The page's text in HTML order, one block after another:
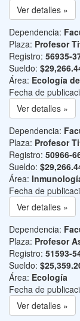
Ver detalles »
Dependencia:
Plaza: Profesor
Registro: 56935-
Sueldo:
Área: Ecología
Fecha de
Ver detalles »
Dependencia:
Plaza: Profesor
Registro: 50966-
Sueldo:
Área:
Fecha de
Ver detalles »
Dependencia:
Plaza: Profesor
Registro: 51593-
Sueldo:
Área: Ecología
Fecha de
Ver detalles »